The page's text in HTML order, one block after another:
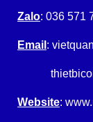
Zalo: 036 571
Email :
Website: